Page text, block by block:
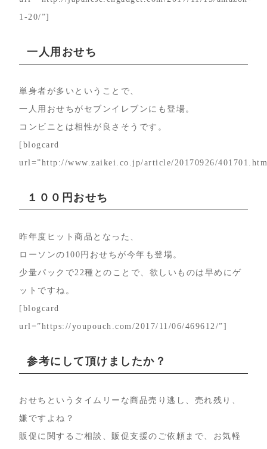
1-20/”]
一人用おせち
単身者が多いということで、
一人用おせちがセブンイレブンにも登場。
コンビニとは相性が良さそうです。
[blogcard
url=”http://www.zaikei.co.jp/article/20170926/
１００円おせち
昨年度ヒット商品となった、
ローソンの100円おせちが今年も登場。
少量パックで22種とのことで、欲しいものは早めにゲ
ットですね。
[blogcard
url=”https://youpouch.com/2017/11/06/469612/”]
参考にして頂けましたか？
おせちというタイムリーな商品売り逃し、売れ残り、
嫌ですよね？
販促に関するご相談、販促支援のご依頼まで、お気軽